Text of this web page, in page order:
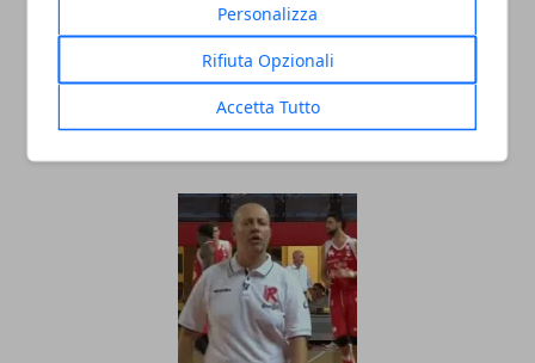
Personalizza
Rifiuta Opzionali
Accetta Tutto
Pistoia Basket 2000: annunciato il
divorzio ufficiale da coach Vincenzo